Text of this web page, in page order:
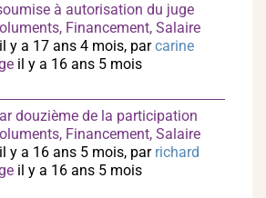
à autorisation du juge
Financement, Salaire
y a 17 ans 4 mois, parcarine
il y a 16 ans 5 mois
douzième de la participation
Financement, Salaire
y a 16 ans 5 mois, par richard
il y a 16 ans 5 mois